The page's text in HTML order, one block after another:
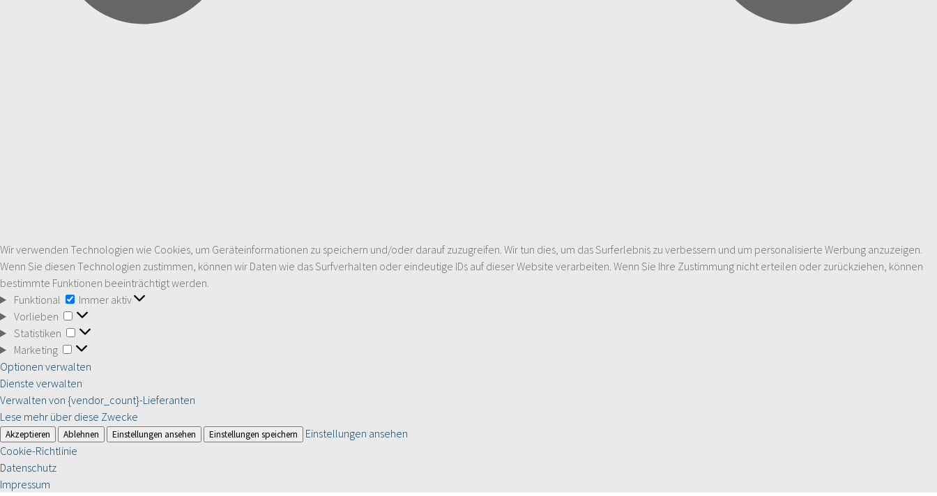
Wir verwenden Technologien wie Cookies, um Geräteinformationen zu speichern und/oder darauf zuzugreifen. Wir tun dies, um das Surferlebnis zu verbessern und um personalisierte Werbung anzuzeigen.
Wenn Sie diesen Technologien zustimmen, können wir Daten wie das Surfverhalten oder eindeutige IDs auf dieser Website verarbeiten. Wenn Sie Ihre Zustimmung nicht erteilen oder zurückziehen, können
bestimmte Funktionen beeinträchtigt werden.
Funktional
Funktional
Immer aktiv
Vorlieben
Vorlieben
Statistiken
Statistiken
Marketing
Marketing
Optionen verwalten
Dienste verwalten
Verwalten von {vendor_count}-Lieferanten
Lese mehr über diese Zwecke
Akzeptieren Ablehnen Einstellungen ansehen Einstellungen speichern
Einstellungen ansehen
Cookie-Richtlinie
Datenschutz
Impressum